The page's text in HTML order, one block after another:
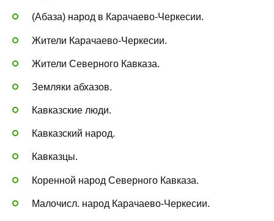
(Абаза) народ в Карачаево-Черкесии.
Жители Карачаево-Черкесии.
Жители Северного Кавказа.
Земляки абхазов.
Кавказские люди.
Кавказский народ.
Кавказцы.
Коренной народ Северного Кавказа.
Малочисл. народ Карачаево-Черкесии.